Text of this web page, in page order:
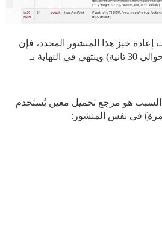
إعادة خبز هذا المنشور المحدد، فإن
بـ
السبب هو مرجع تحميل معين يُستخدم